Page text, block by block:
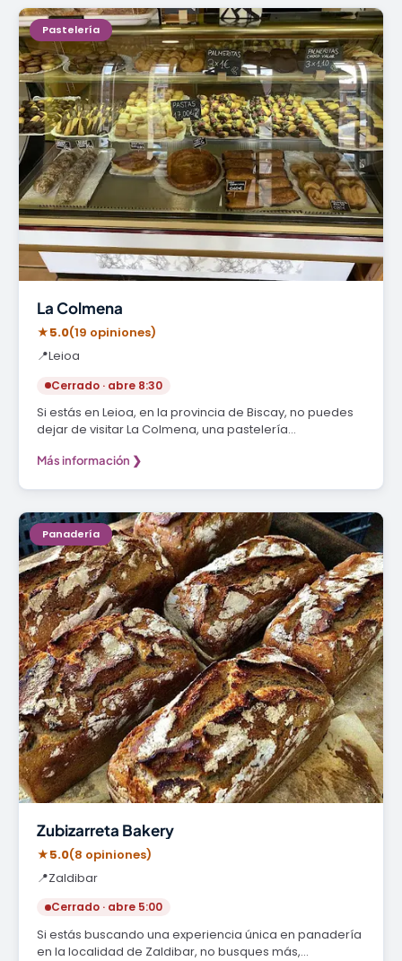
Pastelería
La Colmena
★5.0(19 opiniones)
📍Leioa
Cerrado · abre 8:30
Si estás en Leioa, en la provincia de Biscay, no puedes
dejar de visitar La Colmena, una pastelería…
Más información ❯
Panadería
Zubizarreta Bakery
★5.0(8 opiniones)
📍Zaldibar
Cerrado · abre 5:00
Si estás buscando una experiencia única en panadería
en la localidad de Zaldibar, no busques más,…